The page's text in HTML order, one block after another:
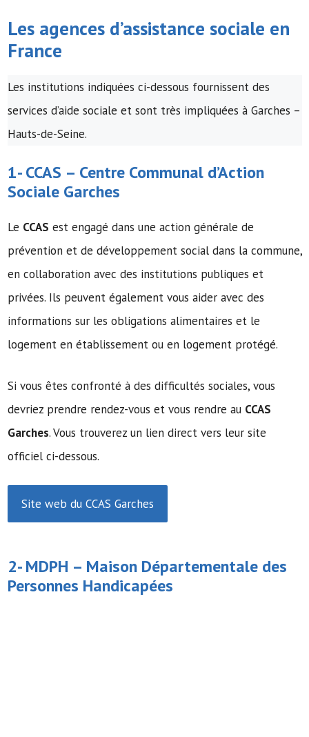
Les agences d’assistance sociale en
France
Les institutions indiquées ci-dessous fournissent des
services d’aide sociale et sont très impliquées à Garches –
Hauts-de-Seine.
1-CCAS – Centre Communal d’Action
Sociale Garches
Le CCAS est engagé dans une action générale de
prévention et de développement social dans la commune,
en collaboration avec des institutions publiques et
privées. Ils peuvent également vous aider avec des
informations sur les obligations alimentaires et le
logement en établissement ou en logement protégé.
Si vous êtes confronté à des difficultés sociales, vous
devriez prendre rendez-vous et vous rendre au CCAS
Garches. Vous trouverez un lien direct vers leur site
officiel ci-dessous.
Site web du CCAS Garches
2- MDPH – Maison Départementale des
Personnes Handicapées